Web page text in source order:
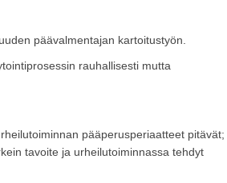
päävalmentajan kartoitustyön.
rauhallisesti mutta
pääperusperiaatteet pitävät;
tavoite ja urheilutoiminnassa tehdyt